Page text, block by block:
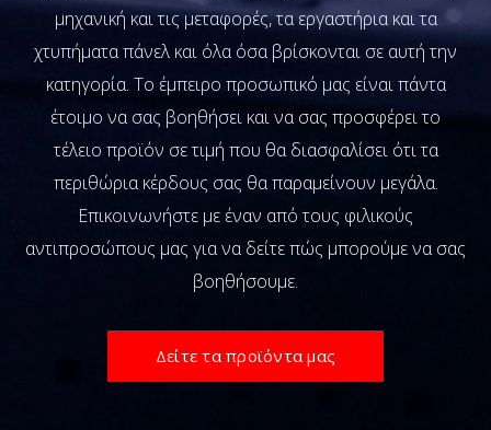
μηχανική και τις μεταφορές, τα εργαστήρια και τα
χτυπήματα πάνελ και όλα όσα βρίσκονται σε αυτή την
κατηγορία. Το έμπειρο προσωπικό μας είναι πάντα
έτοιμο να σας βοηθήσει και να σας προσφέρει το
τέλειο προϊόν σε τιμή που θα διασφαλίσει ότι τα
περιθώρια κέρδους σας θα παραμείνουν μεγάλα.
Επικοινωνήστε με έναν από τους φιλικούς
αντιπροσώπους μας για να δείτε πώς μπορούμε να σας
βοηθήσουμε.
Δείτε τα προϊόντα μας